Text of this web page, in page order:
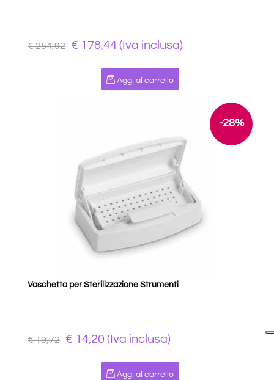
€ 254,92 € 178,44 (Iva inclusa)
Quantità
Agg. al carrello
-28%
Vaschetta per Sterilizzazione Strumenti
€ 19,72 € 14,20 (Iva inclusa)
Quantità
Agg. al carrello